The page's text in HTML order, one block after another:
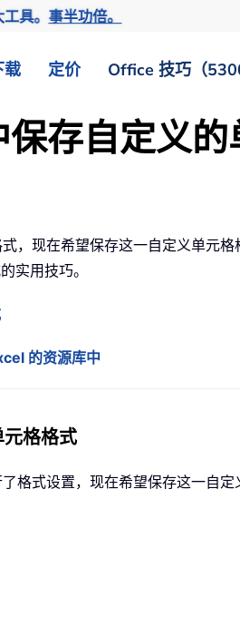
具。事半功倍。
载 定价 Office 技巧（
存自定义的
，现在希望保存这一自定义单元
实用技巧。
的资源库中
格格式
格式设置，现在希望保存这一自定